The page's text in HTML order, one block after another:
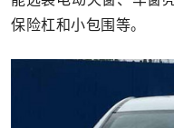
保险杠和小包围等。